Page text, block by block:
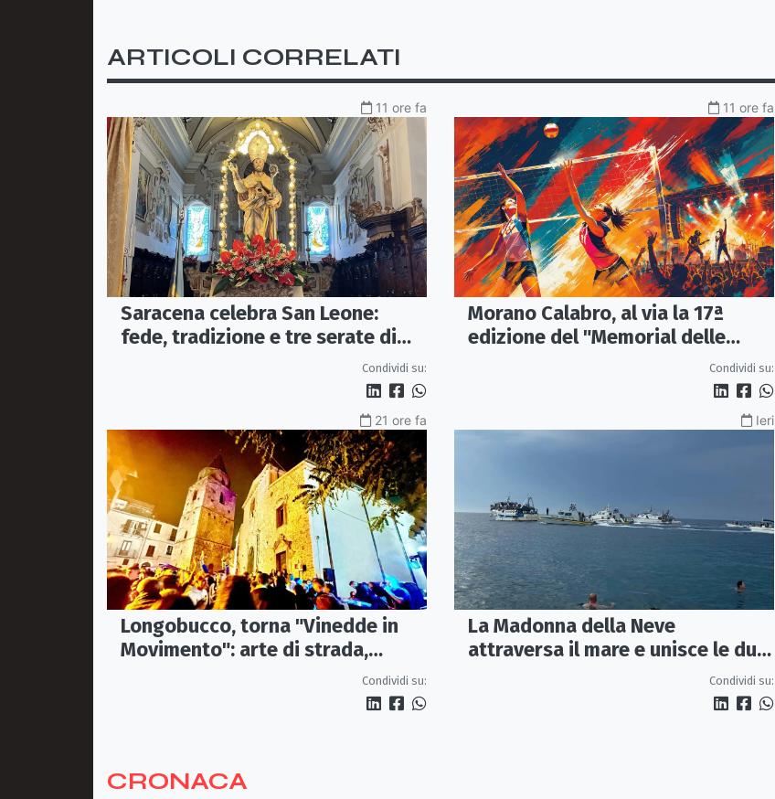
ARTICOLI CORRELATI
11 ore fa
Saracena celebra San Leone:
fede, tradizione e tre serate di
Condividi su:
11 ore fa
Morano Calabro, al via la 17ª
edizione del "Memorial delle
Condividi su:
21 ore fa
Longobucco, torna "Vinedde in
Movimento": arte di strada,
musica e sapori fanno rivivere il
Condividi su:
Ieri
La Madonna della Neve
attraversa il mare e unisce le due
Condividi su:
CRONACA